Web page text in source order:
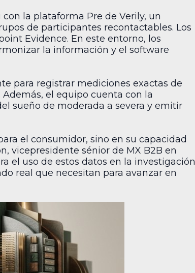
la plataforma Pre de Verily, un
de participantes recontactables. Los
Evidence. En este entorno, los
la información y el software
para registrar mediciones exactas de
el equipo cuenta con la
sueño de moderada a severa y emitir
el consumidor, sino en su capacidad
vicepresidente sénior de MX B2B en
el uso de estos datos en la investigación
real que necesitan para avanzar en